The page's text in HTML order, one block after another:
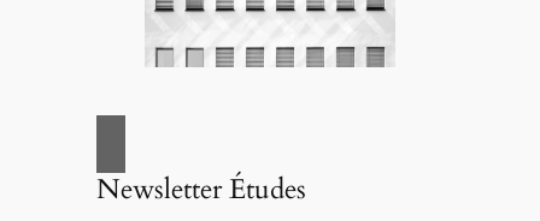
Newsletter Études